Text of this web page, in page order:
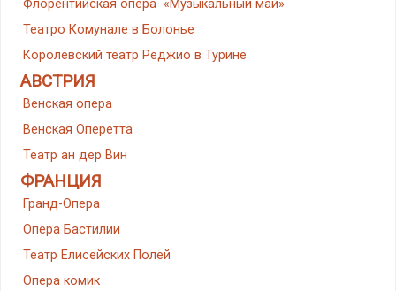
Флорентийская опера «Музыкальный май»
Театро Комунале в Болонье
Королевский театр Реджио в Турине
АВСТРИЯ
Венская опера
Венская Оперетта
Театр ан дер Вин
ФРАНЦИЯ
Гранд-Опера
Опера Бастилии
Театр Елисейских Полей
Опера комик